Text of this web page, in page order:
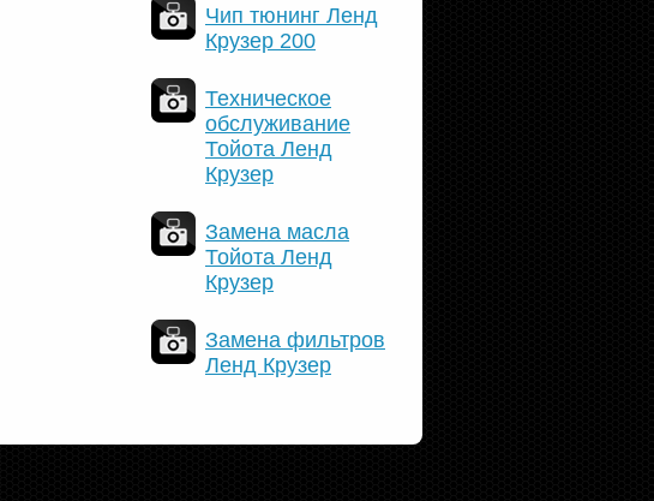
Чип тюнинг Ленд
Крузер 200
Техническое
обслуживание
Тойота Ленд
Крузер
Замена масла
Тойота Ленд
Крузер
Замена фильтров
Ленд Крузер